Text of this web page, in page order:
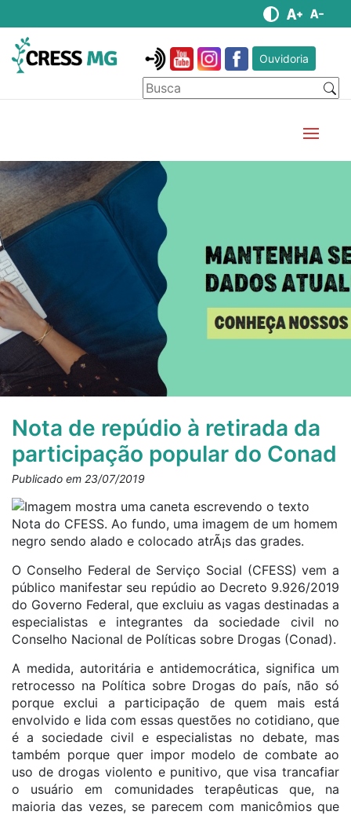
Ouvidoria
Nota de repúdio à retirada da
participação popular do Conad
Publicado em 23/07/2019
O Conselho Federal de Serviço Social (CFESS) vem a
público manifestar seu repúdio ao Decreto 9.926/2019
do Governo Federal, que excluiu as vagas destinadas a
especialistas e integrantes da sociedade civil no
Conselho Nacional de Políticas sobre Drogas (Conad).
A medida, autoritária e antidemocrática, significa um
retrocesso na Política sobre Drogas do país, não só
porque exclui a participação de quem mais está
envolvido e lida com essas questões no cotidiano, que
é a sociedade civil e especialistas no debate, mas
também porque quer impor modelo de combate ao
uso de drogas violento e punitivo, que visa trancafiar
o usuário em comunidades terapêuticas que, na
maioria das vezes, se parecem com manicômios que